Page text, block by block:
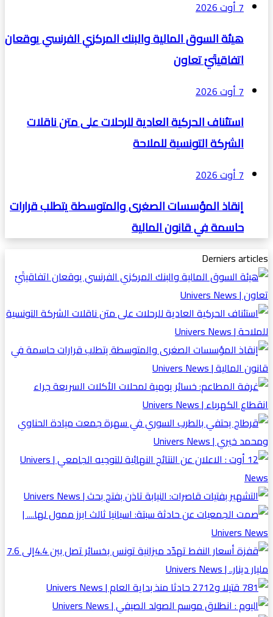
7 أوت 2026
هيئة السوق المالية والبنك المركزي الفرنسي يوقعان
اتفاقيتَيْ تعاون
7 أوت 2026
استئناف الحركية العادية للرحلات على متن ناقلات
الشركة التونسية للملاحة
7 أوت 2026
إنقاذ المؤسسات الصغرى والمتوسطة يتطلب قرارات
حاسمة في قانون المالية
Derniers articles